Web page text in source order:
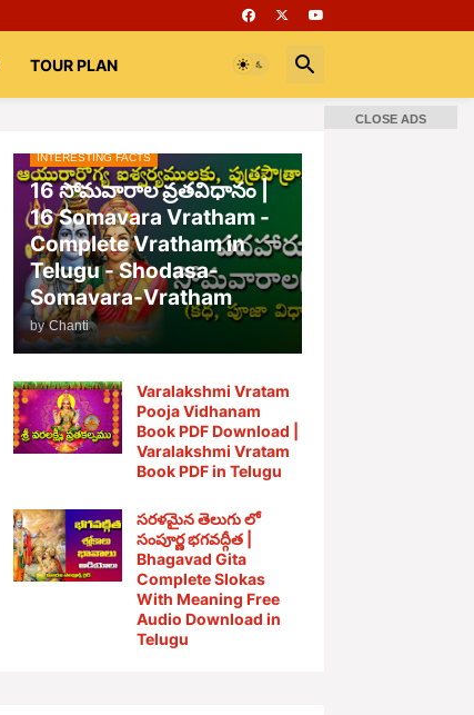
TOUR PLAN
📚 Books Rooms భగవద్గీత
INTERESTING FACTS
16 సోమవారాల వ్రతవిధానం |
16 Somavara Vratham -
Complete Vratham in
Telugu - Shodasa-
Somavara-Vratham
by Chanti
Varalakshmi Vratam
Pooja Vidhanam
Book PDF Download |
Varalakshmi Vratam
Book PDF in Telugu
సరళమైన తెలుగు లో
సంపూర్ణ భగవద్గీత |
Bhagavad Gita
Complete Slokas
With Meaning Free
Audio Download in
Telugu
CLOSE ADS